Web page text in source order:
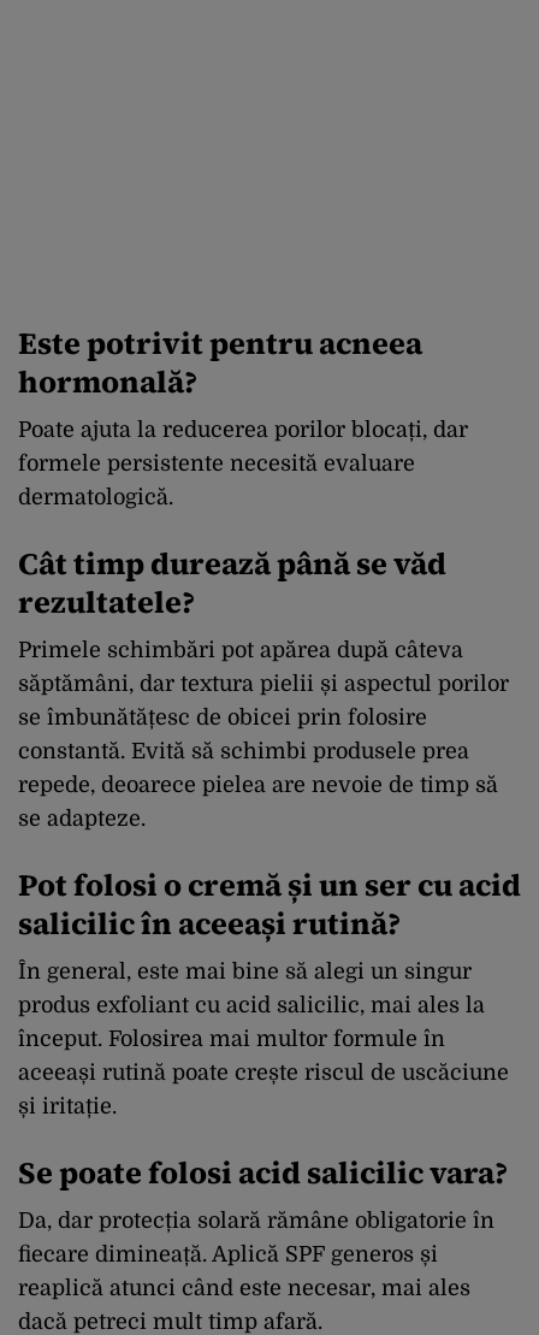
Este potrivit pentru acneea
hormonală?
Poate ajuta la reducerea porilor blocați, dar
formele persistente necesită evaluare
dermatologică.
Cât timp durează până se văd
rezultatele?
Primele schimbări pot apărea după câteva
săptămâni, dar textura pielii și aspectul porilor
se îmbunătățesc de obicei prin folosire
constantă. Evită să schimbi produsele prea
repede, deoarece pielea are nevoie de timp să
se adapteze.
Pot folosi o cremă și un ser cu acid
salicilic în aceeași rutină?
În general, este mai bine să alegi un singur
produs exfoliant cu acid salicilic, mai ales la
început. Folosirea mai multor formule în
aceeași rutină poate crește riscul de uscăciune
și iritație.
Se poate folosi acid salicilic vara?
Da, dar protecția solară rămâne obligatorie în
fiecare dimineață. Aplică SPF generos și
reaplică atunci când este necesar, mai ales
dacă petreci mult timp afară.